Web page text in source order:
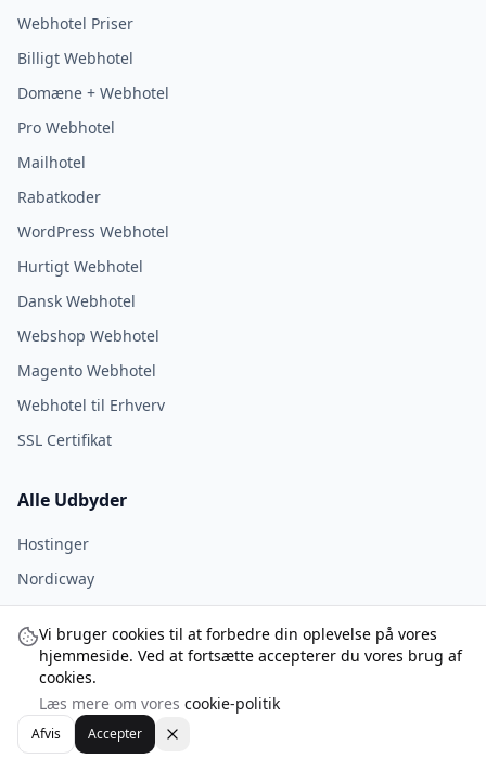
Webhotel Priser
Billigt Webhotel
Domæne + Webhotel
Pro Webhotel
Mailhotel
Rabatkoder
WordPress Webhotel
Hurtigt Webhotel
Dansk Webhotel
Webshop Webhotel
Magento Webhotel
Webhotel til Erhverv
SSL Certifikat
Alle Udbyder
Hostinger
Nordicway
Simply.com
DuelHost
Netsite
Dandomain
ScanNet
Vi bruger cookies til at forbedre din oplevelse på vores
hjemmeside. Ved at fortsætte accepterer du vores brug af
cookies.
Læs mere om vores cookie-politik
Afvis Accepter